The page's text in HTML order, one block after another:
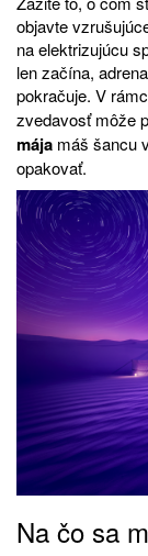
objavte
na elektrizujúcu
len začína,
pokračuje. V
zvedavosť môže
mája máš šancu
opakovať.
Na čo sa